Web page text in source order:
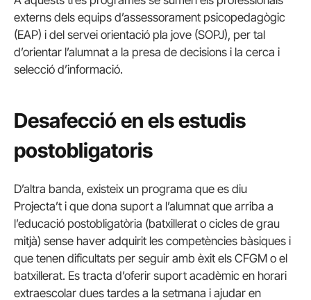
externs dels equips d’assessorament psicopedagògic
(EAP) i del servei orientació pla jove (SOPJ), per tal
d’orientar l’alumnat a la presa de decisions i la cerca i
selecció d’informació.
Desafecció en els estudis
postobligatoris
D’altra banda, existeix un programa que es diu
Projecta’t i que dona suport a l’alumnat que arriba a
l’educació postobligatòria (batxillerat o cicles de grau
mitjà) sense haver adquirit les competències bàsiques i
que tenen dificultats per seguir amb èxit els CFGM o el
batxillerat. Es tracta d’oferir suport acadèmic en horari
extraescolar dues tardes a la setmana i ajudar en